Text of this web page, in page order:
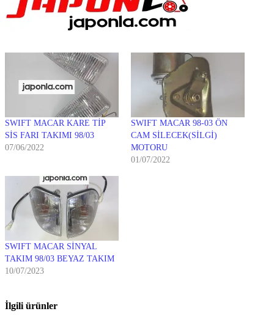
SWIFT MACAR KARE TİP
SİS FARI TAKIMI 98/03
07/06/2022
SWIFT MACAR 98-03 ÖN
CAM SİLECEK(SİLGİ)
MOTORU
01/07/2022
SWIFT MACAR SİNYAL
TAKIM 98/03 BEYAZ TAKIM
10/07/2023
İlgili ürünler